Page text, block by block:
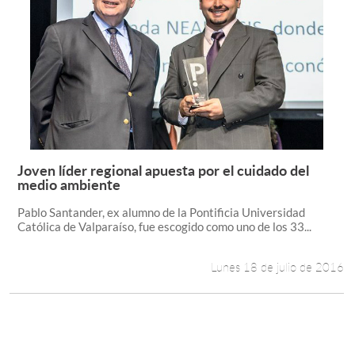
Leer más +
Joven líder regional apuesta por el cuidado del
medio ambiente
Pablo Santander, ex alumno de la Pontificia Universidad
Católica de Valparaíso, fue escogido como uno de los 33...
Lunes 18 de julio de 2016